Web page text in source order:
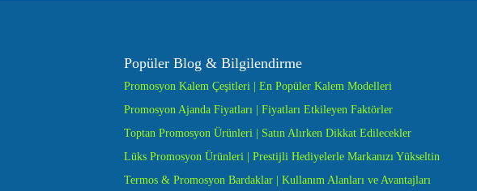
Popüler Blog & Bilgilendirme
Promosyon Kalem Çeşitleri | En Popüler Kalem Modelleri
Promosyon Ajanda Fiyatları | Fiyatları Etkileyen Faktörler
Toptan Promosyon Ürünleri | Satın Alırken Dikkat Edilecekler
Lüks Promosyon Ürünleri | Prestijli Hediyelerle Markanızı Yükseltin
Termos & Promosyon Bardaklar | Kullanım Alanları ve Avantajları